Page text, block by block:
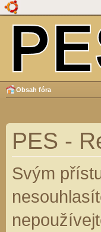
Obsah fóra
PES -
Svým